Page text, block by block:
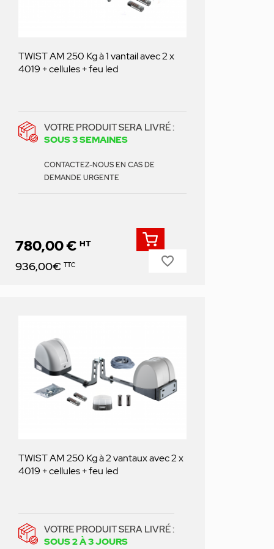
TWIST AM 250 Kg à 1 vantail avec 2 x
4019 + cellules + feu led
VOTRE PRODUIT SERA LIVRÉ :
SOUS 3 SEMAINES
CONTACTEZ-NOUS EN CAS DE
DEMANDE URGENTE
Prix
780,00 € HT
936,00€ TTC favorite_border
TWIST AM 250 Kg à 2 vantaux avec 2 x
4019 + cellules + feu led
VOTRE PRODUIT SERA LIVRÉ :
SOUS 2 À 3 JOURS